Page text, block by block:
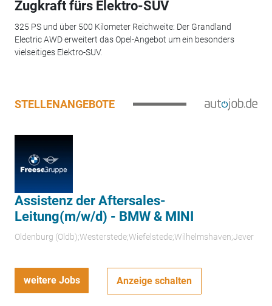
Zugkraft fürs Elektro-SUV
325 PS und über 500 Kilometer Reichweite: Der Grandland
Electric AWD erweitert das Opel-Angebot um ein besonders
vielseitiges Elektro-SUV.
STELLENANGEBOTE
Assistenz der Aftersales-
Leitung(m/w/d) - BMW & MINI
Oldenburg (Oldb);Westerstede;Wiefelstede;Wilhelmshaven;Jever
weitere Jobs Anzeige schalten